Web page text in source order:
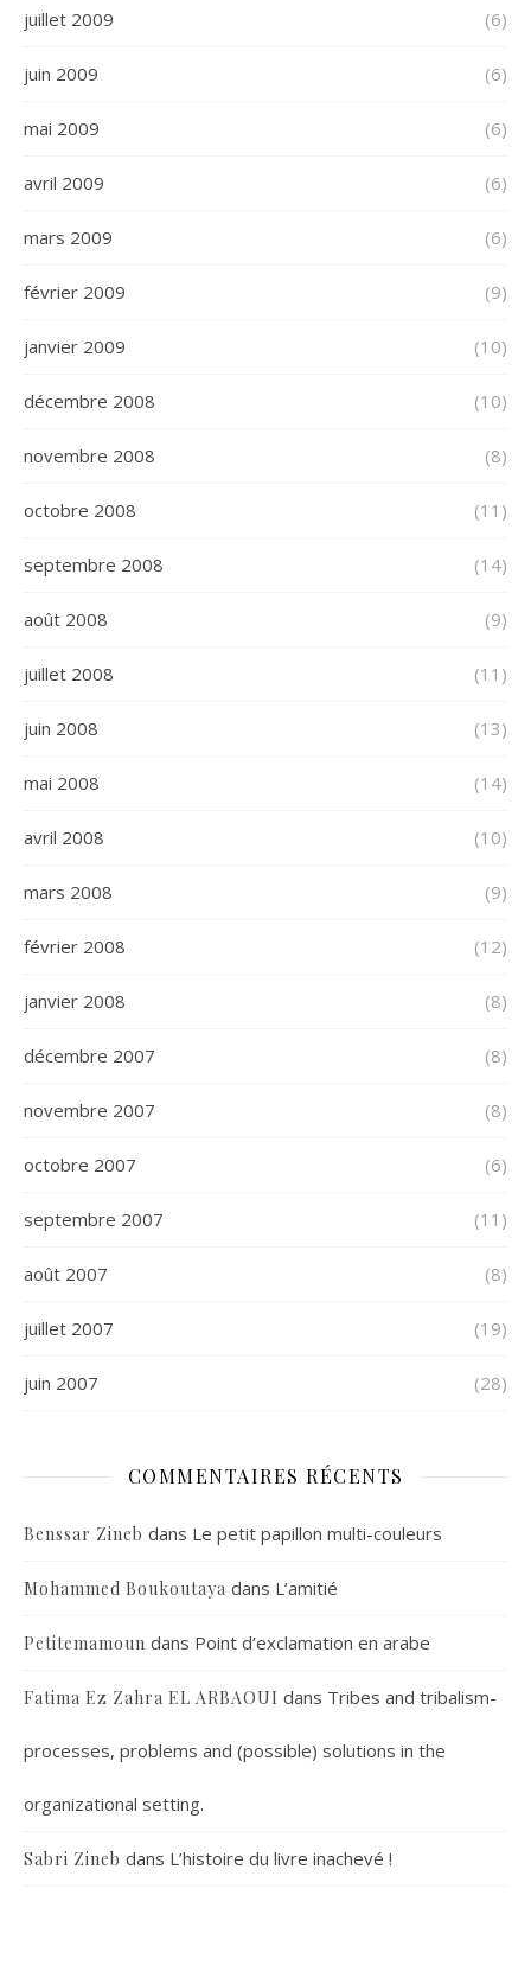
juillet 2009 (6)
juin 2009 (6)
mai 2009 (6)
avril 2009 (6)
mars 2009 (6)
février 2009 (9)
janvier 2009 (10)
décembre 2008 (10)
novembre 2008 (8)
octobre 2008 (11)
septembre 2008 (14)
août 2008 (9)
juillet 2008 (11)
juin 2008 (13)
mai 2008 (14)
avril 2008 (10)
mars 2008 (9)
février 2008 (12)
janvier 2008 (8)
décembre 2007 (8)
novembre 2007 (8)
octobre 2007 (6)
septembre 2007 (11)
août 2007 (8)
juillet 2007 (19)
juin 2007 (28)
COMMENTAIRES RÉCENTS
Benssar Zineb dans Le petit papillon multi-couleurs
Mohammed Boukoutaya dans L’amitié
Petitemamoun dans Point d’exclamation en arabe
Fatima Ez Zahra EL ARBAOUI dans Tribes and tribalism-
processes, problems and (possible) solutions in the
organizational setting.
Sabri Zineb dans L’histoire du livre inachevé !